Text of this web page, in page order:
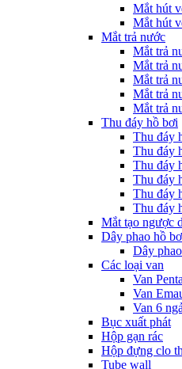
Mắt hút
Mắt hút
Mắt trả nước
Mắt trả
Mắt trả
Mắt trả
Mắt trả
Mắt trả
Thu đáy hồ bơi
Thu đáy
Thu đáy
Thu đáy
Thu đáy
Thu đáy
Thu đáy
Mắt tạo ngược
Dây phao hồ
Dây
Các loại van
Van
Van
Van 6 ngả
Bục xuất phát
Hộp gạn rác
Hộp đựng clo
Tube wall